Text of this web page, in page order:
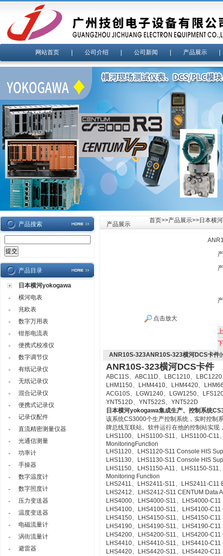
网站首页 公司介绍 公司新闻 产品展示
产品搜索
产品目录
日本横河yokogawa
-
横河电表
-
兆欧表
-
数字万用表
-
钳形电流表
-
便携式校准仪
-
数字调节仪
-
有纸记录仪
-
无纸记录仪
-
混合记录仪
-
便携式记录仪
-
记录仪配件
-
直流精密测量仪器
-
光通信测量
-
功率计
-
手操器
-
数字温度计
-
数字照度计
-
压力变送器
-
温度变送器
-
电磁流量计
-
涡街流量计
-
避雷器
产品展示
首页>>产品展示>>日本横
点击放大
ANR10S-323ANR10S-323横河DCS卡件
ANR10S-323横河DCS卡件
ABC11S、ABC11D、LBC1210、
LHM1150、LHM4410、LHM4420、
ACG10S、LGW1240、LGW1250、
YNT512D、YNT522S、YNT522D
日本横河yokogawa集成生产、控制系统
该系统CS3000个生产控制系统，实时控制
牌总线互联站。软件运行在他的控制站实
LHS1100、LHS1100-S11、LHS1100-
MonitoringFunction
LHS1120、LHS1120-S11 Console HIS
LHS1130、LHS1130-S11 Console HIS
LHS1150、LHS1150-A11、LHS1150-
Monitoring Function
LHS2411、LHS2411-S11、LHS2411-
LHS2412、LHS2412-S11 CENTUM Data
LHS4000、LHS4000-S11、LHS4000-
LHS4100、LHS4100-S11、LHS4100-
LHS4150、LHS4150-S11、LHS4150-
LHS4190、LHS4190-S11、LHS4190-
LHS4200、LHS4200-S11、LHS4200-
LHS4410、LHS4410-S11、LHS4410-
LHS4420、LHS4420-S11、LHS4420-